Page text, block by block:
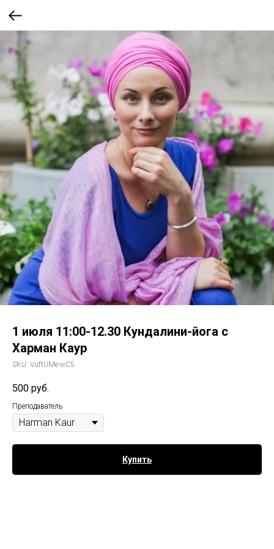
1 июля 11:00-12.30 Кундалини-йога с
Харман Каур
SKU: VuftUMe-wC5
500 руб.
Преподаватель
Купить